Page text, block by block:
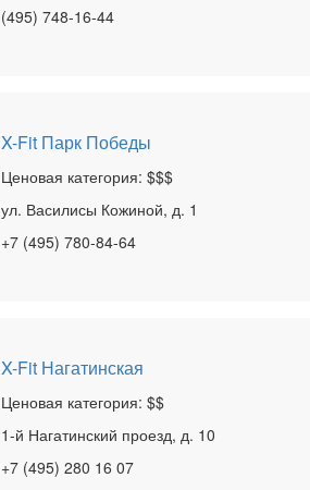
(495) 748-16-44
X-Fit Парк Победы
Ценовая категория: $$$
ул. Василисы Кожиной, д. 1
+7 (495) 780-84-64
X-Fit Нагатинская
Ценовая категория: $$
1-й Нагатинский проезд, д. 10
+7 (495) 280 16 07